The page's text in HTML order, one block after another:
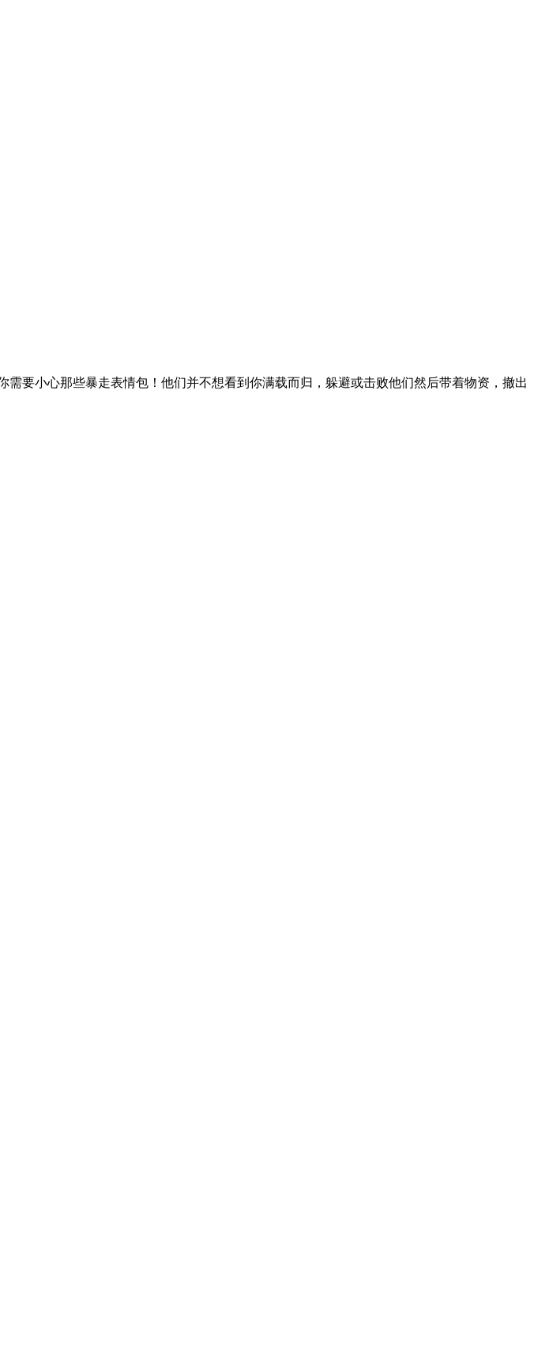
要小心那些暴走表情包！他们并不想看到你满载而归，躲避或击败他们然后带着物资，撤出